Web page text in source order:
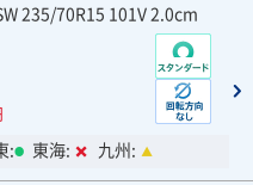
235/70R15 101V 2.0cm
: 東海: 九州: